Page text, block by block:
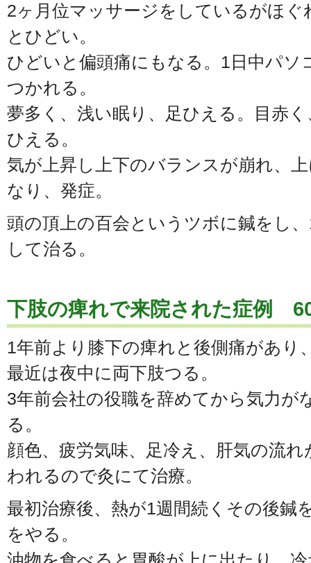
2ヶ月位マッサージをしているがほ
とひどい。
ひどいと偏頭痛にもなる。1日中パソ
つかれる。
夢多く、浅い眠り、足ひえる。目赤
ひえる。
気が上昇し上下のバランスが崩れ、
なり、発症。
頭の頂上の百会というツボに鍼をし
して治る。
下肢の痺れで来院された症例
1年前より膝下の痺れと後側痛があり
最近は夜中に両下肢つる。
3年前会社の役職を辞めてから気力が
る。
顔色、疲労気味、足冷え、肝気の流
われるので灸にて治療。
最初治療後、熱が1週間続くその後鍼
をやる。